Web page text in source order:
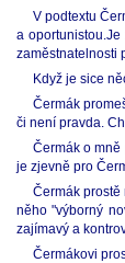
V podtextu
a
zaměstnatelnosti
Když je sice
Čermák
či není pravda.
Čermák o
je zjevně pro
Čermák prostě
něho "výborný
zajímavý a
Čermákovi